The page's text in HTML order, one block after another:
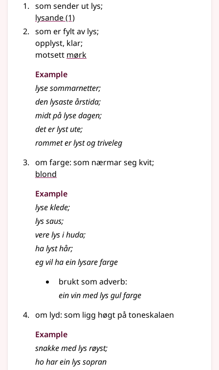
som sender ut lys;
lysande(1)
som er fylt av lys;
opplyst, klar;
motsett mørk
Example
lyse sommarnetter;
denlysasteårstida;
midt pålysedagen;
det erlystute;
rommet erlystog triveleg
om farge: som nærmar seg kvit;
blond
Example
lyseklede;
lyssaus;
verelysi huda;
halysthår;
eg vil ha ein lysare farge
brukt som adverb:
ein vin medlysgul farge
om lyd: som ligg høgt på toneskalaen
Example
snakke medlysrøyst;
ho har einlyssopran